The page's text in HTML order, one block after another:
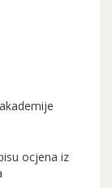
ocjena iz